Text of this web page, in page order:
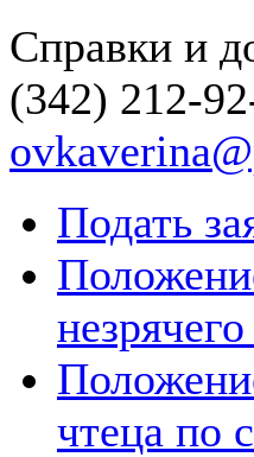
Справки и
(342) 212-
Подать
чтеца по